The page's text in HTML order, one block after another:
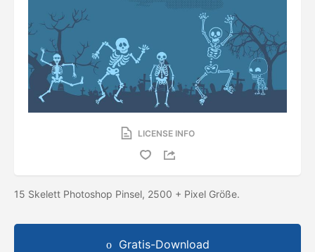
LICENSE INFO
15 Skelett Photoshop Pinsel, 2500 + Pixel Größe.
Gratis-Download